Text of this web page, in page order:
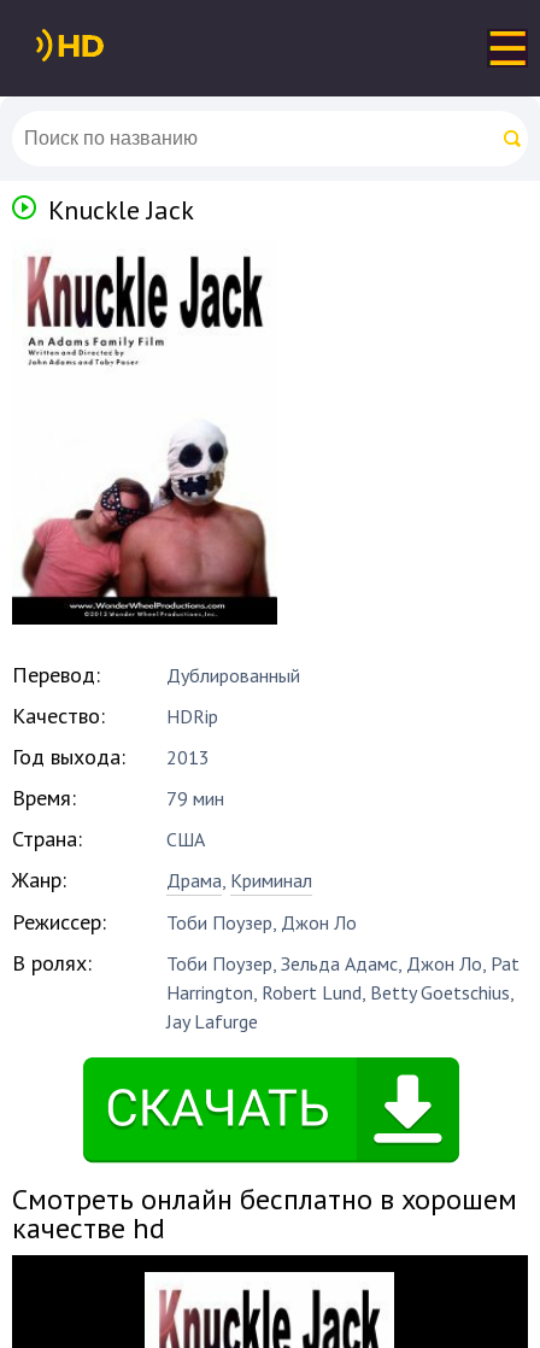
Knuckle Jack
Перевод: Дублированный
Качество: HDRip
Год выхода: 2013
Время: 79 мин
Страна: США
Жанр: Драма, Криминал
Режиссер: Тоби Поузер, Джон Ло
В ролях: Тоби Поузер,Зельда Адамс, Джон Ло, Pat
Harrington, Robert Lund, Betty Goetschius,
Jay Lafurge
Смотреть онлайн бесплатно в хорошем
качестве hd